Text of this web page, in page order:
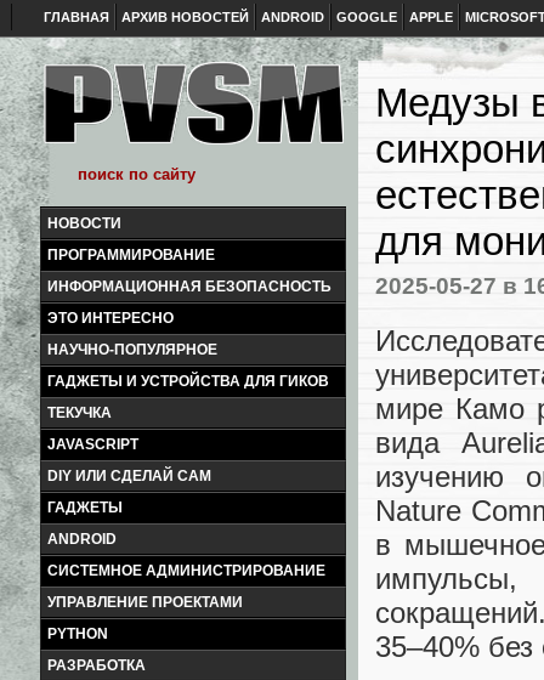
ГЛАВНАЯ АРХИВ НОВОСТЕЙ ANDROID GOOGLE APPLE
НОВОСТИ
ПРОГРАММИРОВАНИЕ
ИНФОРМАЦИОННАЯ БЕЗОПАСНОСТЬ
ЭТО ИНТЕРЕСНО
НАУЧНО-ПОПУЛЯРНОЕ
ГАДЖЕТЫ И УСТРОЙСТВА ДЛЯ ГИКОВ
ТЕКУЧКА
JAVASCRIPT
DIY ИЛИ СДЕЛАЙ САМ
ГАДЖЕТЫ
ANDROID
СИСТЕМНОЕ АДМИНИСТРИРОВАНИЕ
УПРАВЛЕНИЕ ПРОЕКТАМИ
PYTHON
РАЗРАБОТКА
Медузы
для
2025-05-27 в
мире Камо
вида
изучению
Nature
в
35–40%